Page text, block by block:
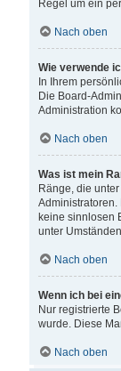
Regel um ein
Nach oben
Wie verwende
In Ihrem
Die Board-
Administration
Nach oben
Was ist mein
Ränge, die
keine sinnlosen
unter
Nach oben
Wenn ich bei
Nur registrierte
wurde. Diese
Nach oben